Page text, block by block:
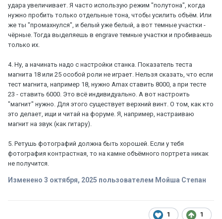
удара увеличивает. Я часто использую режим "полутона", когда
нужно пробить только отдельные тона, чтобы усилить объём. Или
же ты "промахнулся", и белый уже белый, а вот темные участки -
чёрные. Тогда выделяешь в engrave темные участки и пробиваешь
только их.
4. Ну, а начинать надо с настройки станка. Показатель теста
магнита 18 или 25 особой роли не играет. Нельзя сказать, что если
тест магнита, например 18, нужно Аmax ставить 8000, а при тесте
23 - ставить 6000. Это всё индивидуально. А вот настроить
"магнит" нужно. Для этого существует верхний винт. О том, как кто
это делает, ищи и читай на форуме. Я, например, настраиваю
магнит на звук (как гитару).
5. Ретушь фотографий должна быть хорошей. Если у тебя
фотография контрастная, то на камне объёмного портрета никак
не получится.
Изменено 3 октября, 2025 пользователем Мойша Степан
1 1